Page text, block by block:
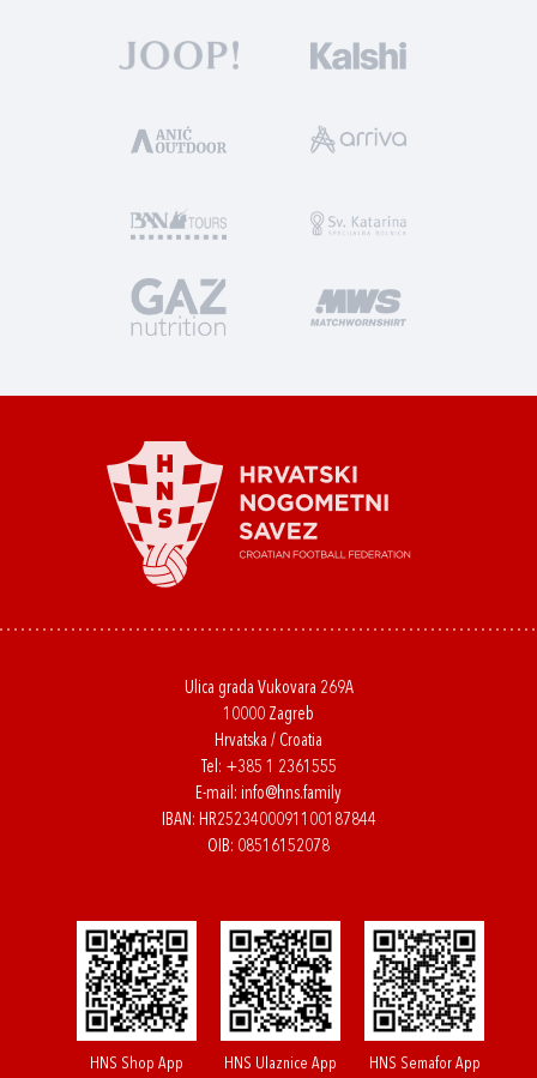
Ulica grada Vukovara 269A
10000 Zagreb
Hrvatska / Croatia
Tel: +385 1 2361555
E-mail: info@hns.family
IBAN: HR2523400091100187844
OIB: 08516152078
HNS Shop App HNS Ulaznice App HNS Semafor App